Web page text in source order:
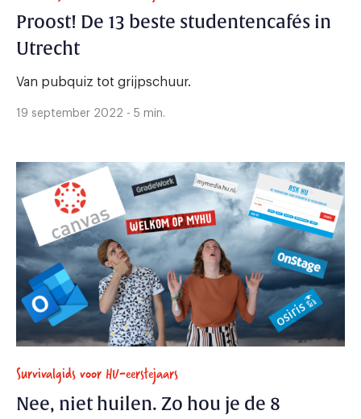
Proost! De 13 beste studentencafés in
Utrecht
Van pubquiz tot grijpschuur.
19 september 2022 - 5 min.
Survivalgids voor HU-eerstejaars
Nee, niet huilen. Zo hou je de 8